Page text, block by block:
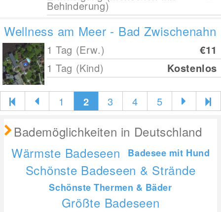
Behinderung)
Wellness am Meer - Bad Zwischenahn
1 Tag (Erw.)
€11
1 Tag (Kind)
Kostenlos
1 2 3 4 5
Bademöglichkeiten in Deutschland
Wärmste Badeseen
Badesee mit Hund
Schönste Badeseen & Strände
Schönste Thermen & Bäder
Größte Badeseen